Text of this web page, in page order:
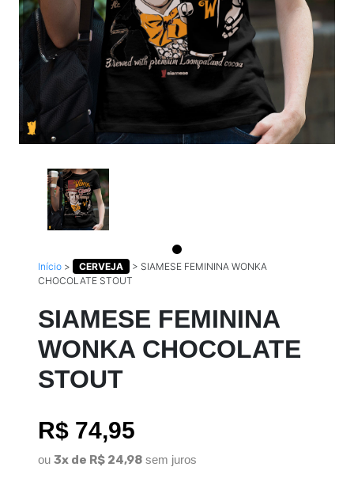
Início > CERVEJA > SIAMESE FEMININA WONKA
CHOCOLATE STOUT
SIAMESE FEMININA
WONKA CHOCOLATE
STOUT
R$ 74,95
ou 3x de R$ 24,98 sem juros